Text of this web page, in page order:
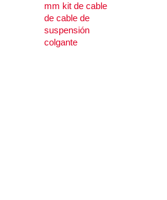
mm kit de cable
de cable de
suspensión
colgante